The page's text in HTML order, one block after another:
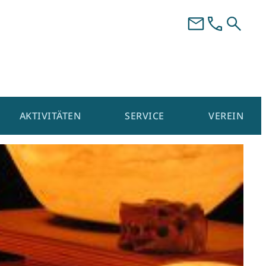
AKTIVITÄTEN SERVICE VEREIN